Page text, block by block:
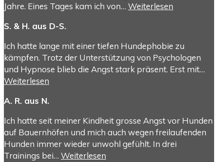
Jahre. Eines Tages kam ich von… Weiterlesen
S. & H. aus D-S.
Ich hatte lange mit einer tiefen Hundephobie zu
kämpfen. Trotz der Unterstützung von Psychologen
und Hypnose blieb die Angst stark präsent. Erst mit…
Weiterlesen
A. R. aus N.
Ich hatte seit meiner Kindheit grosse Angst vor Hunden
auf Bauernhöfen und mich auch wegen freilaufenden
Hunden immer wieder unwohl gefühlt. In drei
Trainings bei… Weiterlesen